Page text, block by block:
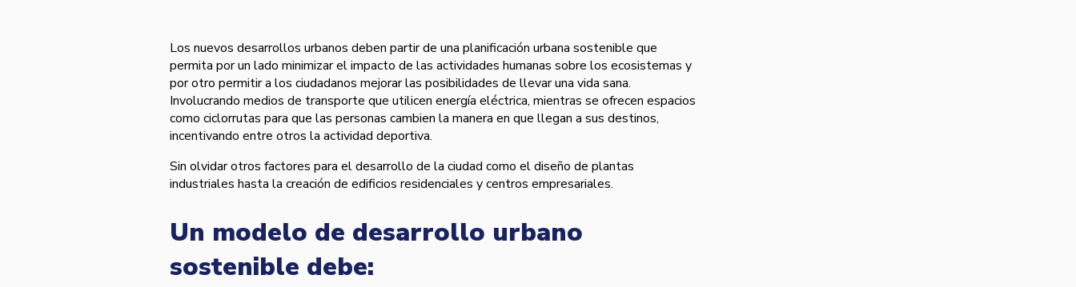
Los nuevos desarrollos urbanos deben partir de una planificación urbana sostenible que
permita por un lado minimizar el impacto de las actividades humanas sobre los ecosistemas y
por otro permitir a los ciudadanos mejorar las posibilidades de llevar una vida sana.
Involucrando medios de transporte que utilicen energí­a eléctrica, mientras se ofrecen espacios
como ciclorrutas para que las personas cambien la manera en que llegan a sus destinos,
incentivando entre otros la actividad deportiva.
Sin olvidar otros factores para el desarrollo de la ciudad como el diseño de plantas
industriales hasta la creación de edificios residenciales y centros empresariales.
Un modelo de desarrollo urbano
sostenible debe: